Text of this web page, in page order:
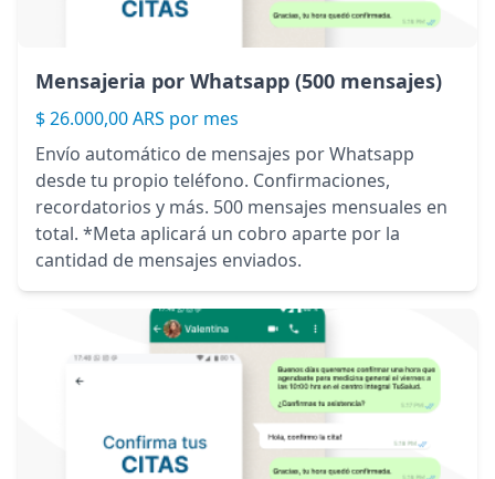
Mensajeria por Whatsapp (500 mensajes)
$ 26.000,00 ARS por mes
Envío automático de mensajes por Whatsapp
desde tu propio teléfono. Confirmaciones,
recordatorios y más. 500 mensajes mensuales en
total. *Meta aplicará un cobro aparte por la
cantidad de mensajes enviados.